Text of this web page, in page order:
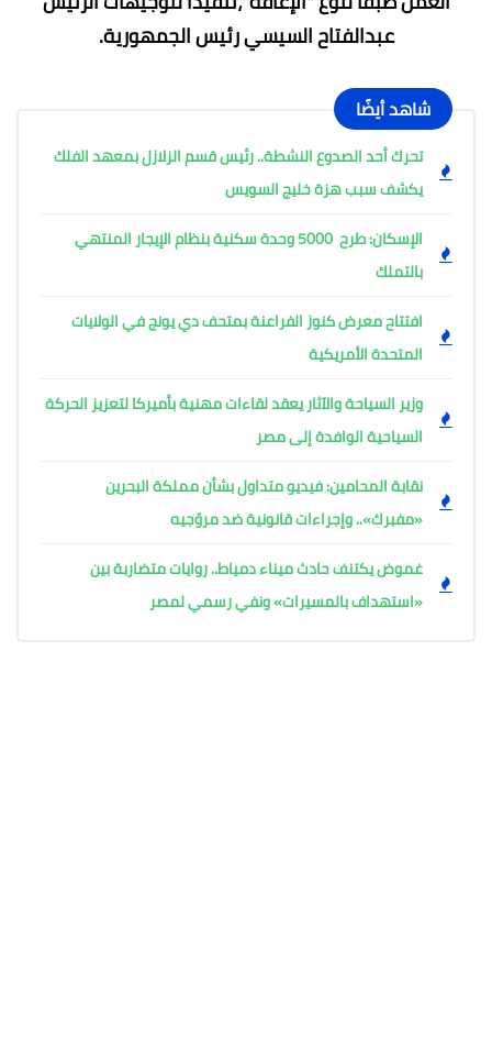
عبدالفتاح السيسي رئيس الجمهورية.
شاهد أيضًا
تحرك أحد الصدوع النشطة.. رئيس قسم الزلازل بمعهد الفلك
يكشف سبب هزة خليج السويس
الإسكان: طرح 5000 وحدة سكنية بنظام الإيجار المنتهي
بالتملك
افتتاح معرض كنوز الفراعنة بمتحف دي يونج في الولايات
المتحدة الأمريكية
وزير السياحة والآثار يعقد لقاءات مهنية بأميركا لتعزيز الحركة
السياحية الوافدة إلى مصر
نقابة المحامين: فيديو متداول بشأن مملكة البحرين
«مفبرك».. وإجراءات قانونية ضد مروّجيه
غموض يكتنف حادث ميناء دمياط.. روايات متضاربة بين
«استهداف بالمسيرات» ونفي رسمي لمصر